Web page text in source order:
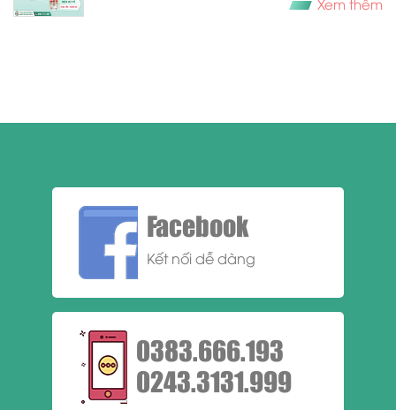
Xem thêm
Facebook
Kết nối dễ dàng
0383.666.193
0243.3131.999